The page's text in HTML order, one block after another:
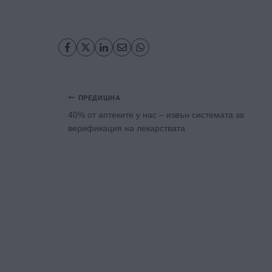
Навигация
ПРЕДИШНА
40% от аптеките у нас – извън системата за
верификация на лекарствата